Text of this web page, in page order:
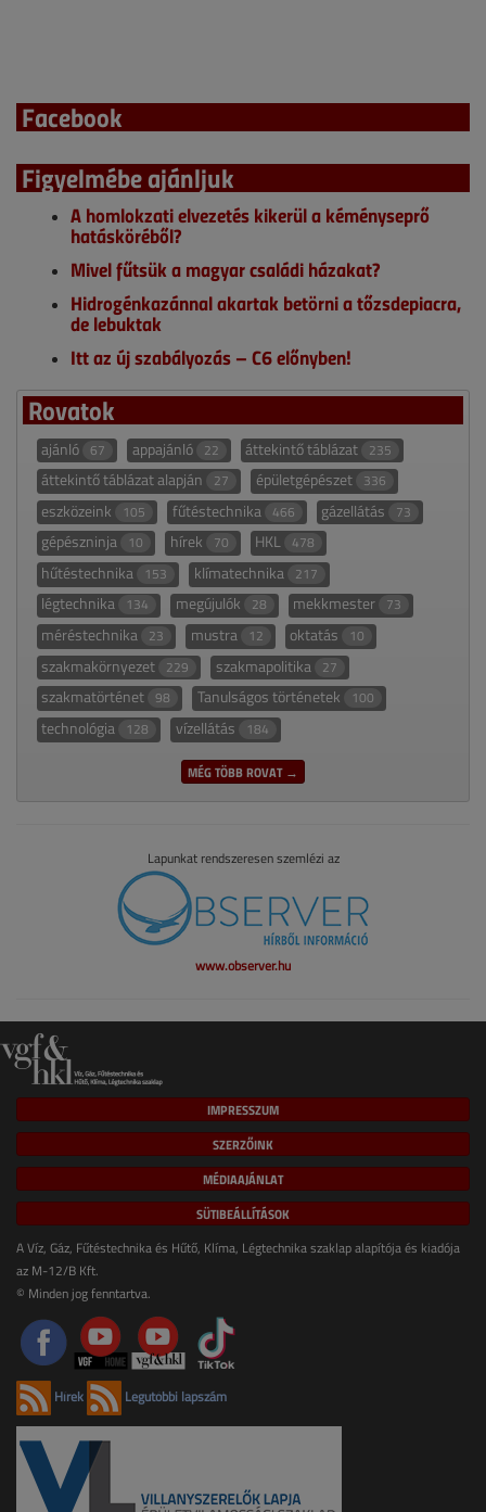
Facebook
Figyelmébe ajánljuk
A homlokzati elvezetés kikerül a kéményseprő
hatásköréből?
Mivel fűtsük a magyar családi házakat?
Hidrogénkazánnal akartak betörni a tőzsdepiacra,
de lebuktak
Itt az új szabályozás – C6 előnyben!
Rovatok
ajánló 67 appajánló 22 áttekintő táblázat 235
áttekintő táblázat alapján 27 épületgépészet 336
eszközeink 105 fűtéstechnika 466 gázellátás 73
gépészninja 10 hírek 70 HKL 478
hűtéstechnika 153 klímatechnika 217
légtechnika 134 megújulók 28 mekkmester 73
méréstechnika 23 mustra 12 oktatás 10
szakmakörnyezet 229 szakmapolitika 27
szakmatörténet 98 Tanulságos történetek 100
technológia 128 vízellátás 184
MÉG TÖBB ROVAT →
Lapunkat rendszeresen szemlézi az
www.observer.hu
IMPRESSZUM
SZERZŐINK
MÉDIAAJÁNLAT
SÜTIBEÁLLÍTÁSOK
A Víz, Gáz, Fűtéstechnika és Hűtő, Klíma, Légtechnika szaklap alapítója és kiadója
az M-12/B Kft.
© Minden jog fenntartva.
Hírek Legutóbbi lapszám